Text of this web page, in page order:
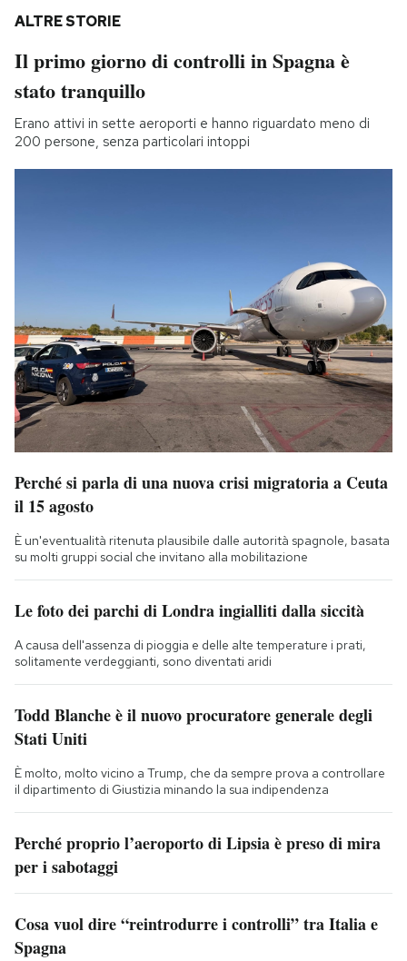
ALTRE STORIE
Il primo giorno di controlli in Spagna è
stato tranquillo
Erano attivi in sette aeroporti e hanno riguardato meno di
200 persone, senza particolari intoppi
Perché si parla di una nuova crisi migratoria a Ceuta
il 15 agosto
È un'eventualità ritenuta plausibile dalle autorità spagnole, basata
su molti gruppi social che invitano alla mobilitazione
Le foto dei parchi di Londra ingialliti dalla siccità
A causa dell'assenza di pioggia e delle alte temperature i prati,
solitamente verdeggianti, sono diventati aridi
Todd Blanche è il nuovo procuratore generale degli
Stati Uniti
È molto, molto vicino a Trump, che da sempre prova a controllare
il dipartimento di Giustizia minando la sua indipendenza
Perché proprio l’aeroporto di Lipsia è preso di mira
per i sabotaggi
Cosa vuol dire “reintrodurre i controlli” tra Italia e
Spagna